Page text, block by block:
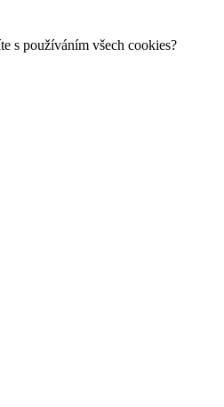
s používáním všech cookies?